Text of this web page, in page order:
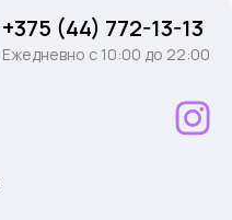
+375 (44) 772-13-13
Ежедневно c 10:00 до 22:00